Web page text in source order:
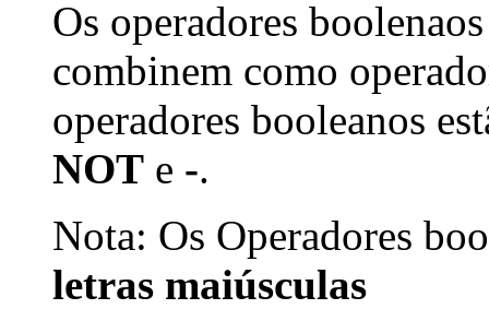
Os operadores
combinem como
operadores booleanos
NOT e -.
Nota: Os Operadores
letras maiúsculas